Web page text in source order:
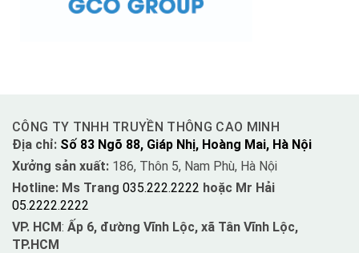
CÔNG TY TNHH TRUYỀN THÔNG CAO MINH
Địa chỉ: Số 83 Ngõ 88, Giáp Nhị, Hoàng Mai, Hà Nội
Xưởng sản xuất: 186, Thôn 5, Nam Phù, Hà Nội
Hotline: Ms Trang 035.222.2222 hoặc Mr Hải
05.2222.2222
VP. HCM: Ấp 6, đường Vĩnh Lộc, xã Tân Vĩnh Lộc,
TP.HCM